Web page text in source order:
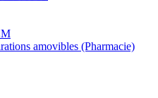
amovibles (Pharmacie)